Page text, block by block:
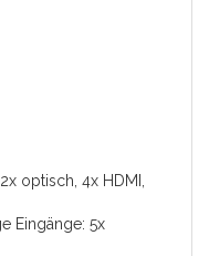
optisch, 4x HDMI,
Eingänge: 5x